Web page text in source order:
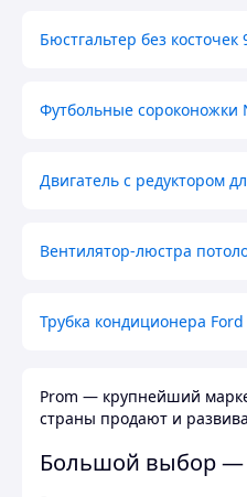
Бюстгальтер без косточек
Футбольные сороконожки
Двигатель с редуктором
Вентилятор-люстра
Трубка кондиционера
Prom — крупнейший
страны продают и
Большой выбор —